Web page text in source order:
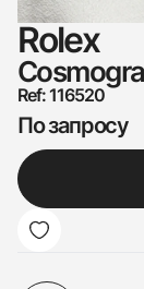
Rolex
Ref: 116520
По запросу